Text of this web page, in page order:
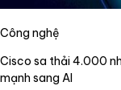
Công nghệ
Cisco sa thải 4.000
mạnh sang AI